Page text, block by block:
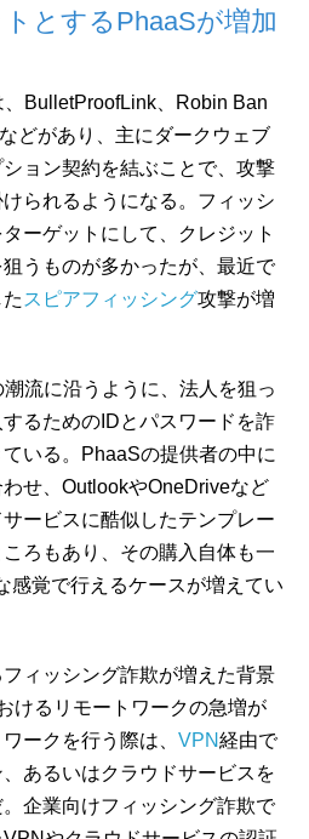
とするPhaaSが増加
BulletProofLink、Robin Ban
どがあり、主にダークウェブ
ョン契約を結ぶことで、攻撃
られるようになる。フィッシ
ーゲットにして、クレジット
うものが多かったが、最近で
スピアフィッシング攻撃が増
流に沿うように、法人を狙っ
るためのIDとパスワードを詐
いる。PhaaSの提供者の中に
せ、OutlookやOneDriveなど
ービスに酷似したテンプレー
ろもあり、その購入自体も一
感覚で行えるケースが増えてい
ィッシング詐欺が増えた背景
けるリモートワークの急増が
ークを行う際は、 VPN経由で
あるいはクラウドサービスを
企業向けフィッシング詐欺で